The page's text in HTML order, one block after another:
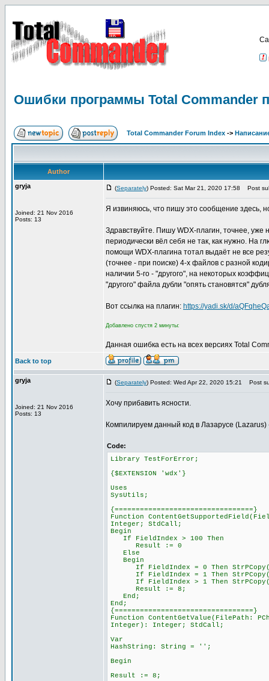
Ошибки программы Total Commander
Total Commander Forum Index ->
Author
gryja
Joined: 21 Nov 2016
Posts: 13
(Separately) Posted: Sat Mar 21, 2020 17:58 Post
Я извиняюсь, что пишу это сообщение здесь,
Здравствуйте. Пишу WDX-плагин, точнее, уже
периодически вёл себя не так, как нужно. На
помощи WDX-плагина тотал выдаёт не все
(точнее - при поиске) 4-х файлов с разной
наличии 5-го - "другого", на некоторых
"другого" файла дубли "опять становятся"
Вот ссылка на плагин: https://yadi.sk/d/
Добавлено спустя 2 минуты:
Данная ошибка есть на всех версиях Total
Back to top
gryja
Joined: 21 Nov 2016
Posts: 13
(Separately) Posted: Wed Apr 22, 2020 15:21 Post
Хочу прибавить ясности.
Компилируем данный код в Лазарусе (Lazarus)
Code:
Library TestForError;
{$EXTENSION 'wdx'}
Uses
SysUtils;
{=================================}
Function
Integer; StdCall;
Begin
If FieldIndex > 100 Then
Result := 0
Else
Begin
If FieldIndex = 0 Then
If FieldIndex = 1 Then
If FieldIndex > 1 Then
Result := 8;
End;
End;
{=================================}
Function ContentGetValue(FilePath:
Integer): Integer; StdCall;
Var
HashString: String = '';
Begin
Result := 8;